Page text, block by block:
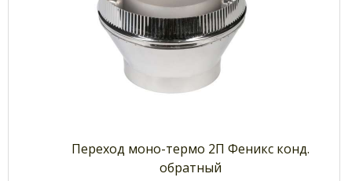
Переход моно-термо 2П Феникс конд.
обратный